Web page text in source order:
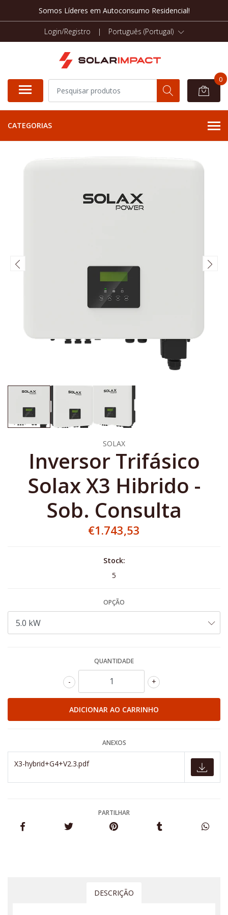
Somos Líderes em Autoconsumo Residencial!
Login/Registro | Português (Portugal)
0
CATEGORIAS
SOLAX
Inversor Trifásico
Solax X3 Hibrido -
Sob. Consulta
€1.743,53
Stock:
5
OPÇÃO
QUANTIDADE
+
-
ANEXOS
X3-hybrid+G4+V2.3.pdf
PARTILHAR
DESCRIÇÃO